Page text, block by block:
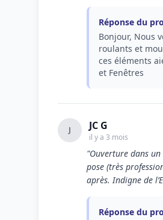
Réponse du
Bonjour, Nous
roulants et
ces éléments
et Fenêtres
J JC G
il y a 3 mois
"Ouverture dans
pose (très
après. Indigne de
Réponse du